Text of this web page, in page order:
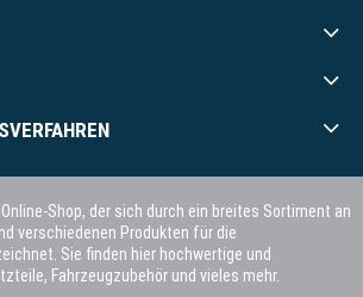
Shop, der sich durch ein breites Sortiment an
verschiedenen Produkten für die
Sie finden hier hochwertige und
Fahrzeugzubehör und vieles mehr.